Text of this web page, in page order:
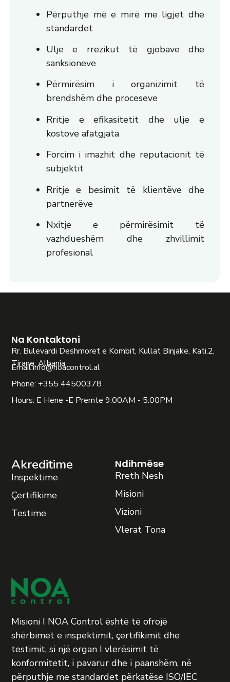
Përputhje më e mirë me ligjet dhe
standardet
Ulje e rrezikut të gjobave dhe
sanksioneve
Përmirësim i organizimit të
brendshëm dhe proceseve
Rritje e efikasitetit dhe ulje e
kostove afatgjata
Forcim i imazhit dhe reputacionit të
subjektit
Rritje e besimit të klientëve dhe
partnerëve
Nxitje e përmirësimit të
vazhdueshëm dhe zhvillimit
profesional
Akreditime
Inspektime
Çertifikime
Testime
Ndihmëse
Rreth Nesh
Misioni
Vizioni
Vlerat Tona
Na Kontaktoni
Rr. Bulevardi Deshmoret e Kombit, Kullat Binjake, Kati.2,
Tirane, Albania
Email:info@noacontrol.al
Phone: +355 44500378
Hours: E Hene -E Premte 9:00AM - 5:00PM
Misioni I NOA Control është të ofrojë
shërbimet e inspektimit, çertifikimit dhe
testimit, si një organ I vlerësimit të
konformitetit, i pavarur dhe i paanshëm, në
përputhje me standardet përkatëse ISO/IEC